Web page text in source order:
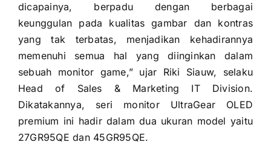
dicapainya, berpadu dengan berbagai
keunggulan pada kualitas gambar dan kontras
yang tak terbatas, menjadikan kehadirannya
memenuhi semua hal yang diinginkan dalam
sebuah monitor game,” ujar Riki Siauw, selaku
Head of Sales & Marketing IT Division.
Dikatakannya, seri monitor UltraGear OLED
premium ini hadir dalam dua ukuran model yaitu
27GR95QE dan 45GR95QE.